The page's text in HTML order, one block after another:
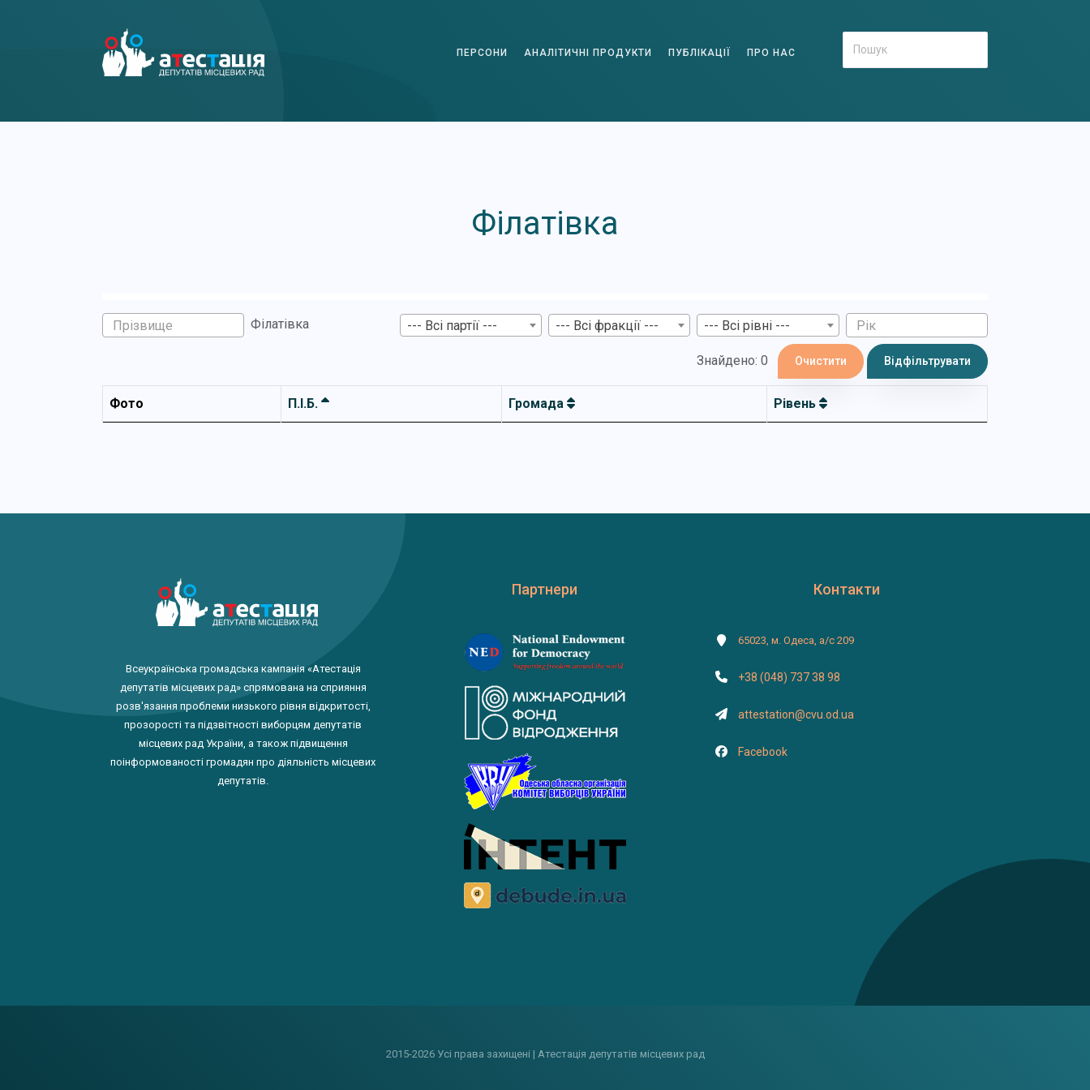
ПЕРСОНИ АНАЛІТИЧНІ ПРОДУКТИ ПУБЛІКАЦІЇ ПРО НАС
Філатівка
Філатівка --- Всі партії --- --- Всі фракції --- --- Всі рівні ---
Знайдено: 0 Очистити Відфільтрувати
Фото П.І.Б. Громада Рівень
Всеукраїнська громадська кампанія «Атестація
депутатів місцевих рад» спрямована на сприяння
розв'язання проблеми низького рівня відкритості,
прозорості та підзвітності виборцям депутатів
місцевих рад України, а також підвищення
поінформованості громадян про діяльність місцевих
депутатів.
Партнери Контакти
65023, м. Одеса, а/с 209
+38 (048) 737 38 98
attestation@cvu.od.ua
Facebook
2015-2026 Усі права захищені | Атестація депутатів місцевих рад